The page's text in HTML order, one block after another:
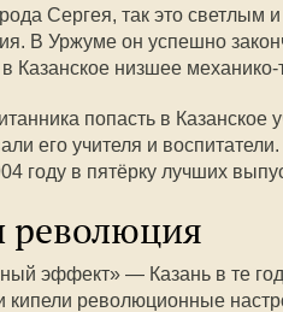
Сергея, так это светлым
В Уржуме он успешно
в Казанское низшее
попасть в Казанское
его учителя и
году в пятёрку лучших
революция
эффект» — Казань в те
кипели революционные